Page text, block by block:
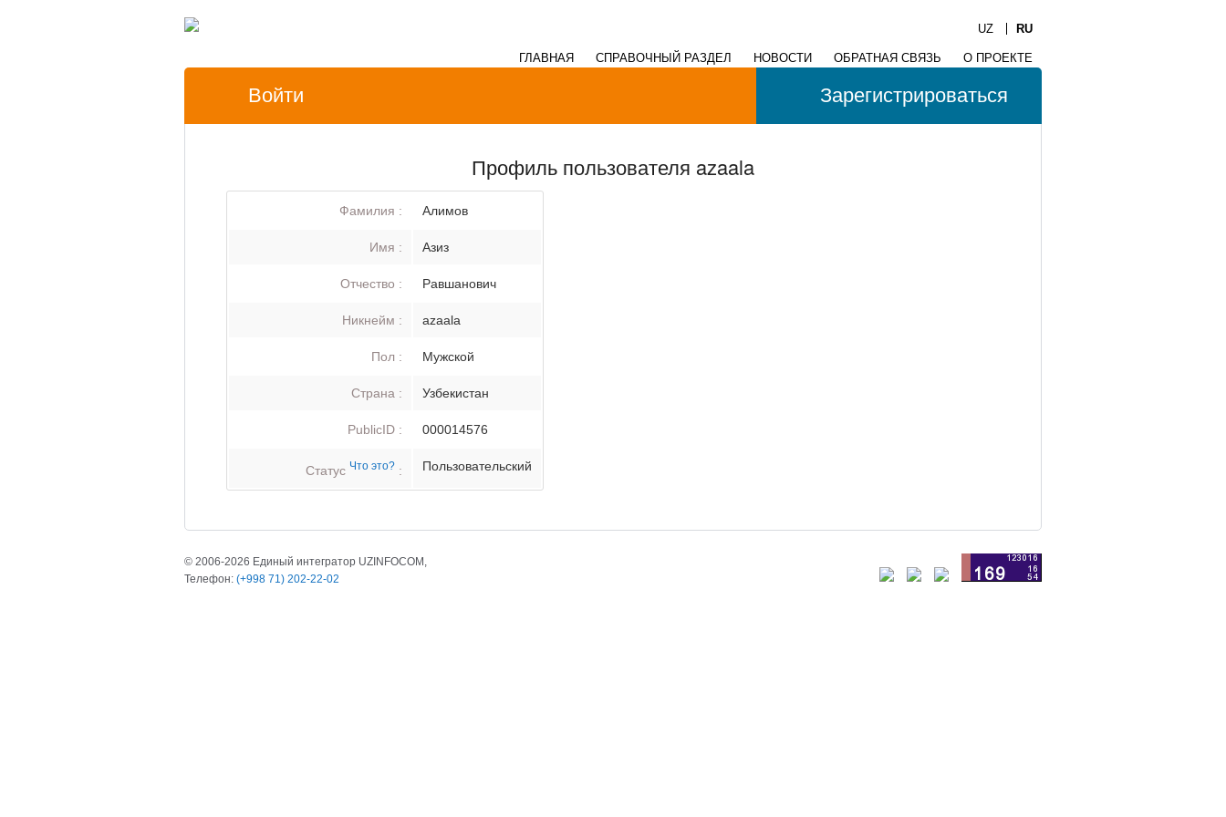
UZ RU
ГЛАВНАЯ СПРАВОЧНЫЙ РАЗДЕЛ НОВОСТИ ОБРАТНАЯ СВЯЗЬ О ПРОЕКТЕ
Войти Зарегистрироваться
Профиль пользователя azaala
Фамилия : Алимов
Имя : Азиз
Отчество : Равшанович
Никнейм : azaala
Пол : Мужской
Страна : Узбекистан
PublicID : 000014576
Статус Что это? : Пользовательский
© 2006-2026 Единый интегратор UZINFOCOM,
Телефон: (+998 71) 202-22-02